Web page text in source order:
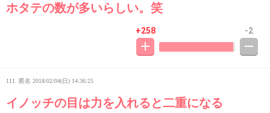
ホタテの数が多いらしい。笑
+258 -2
111. 匿名 2018/02/04(日) 14:36:25
イノッチの目は力を入れると二重になる